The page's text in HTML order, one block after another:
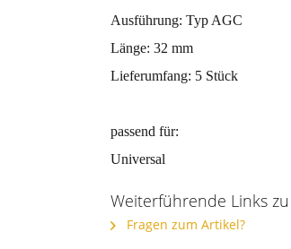
Ausführung: Typ AGC
Länge: 32 mm
Lieferumfang: 5 Stück
passend für:
Universal
Weiterführende Links
Fragen zum Artikel?